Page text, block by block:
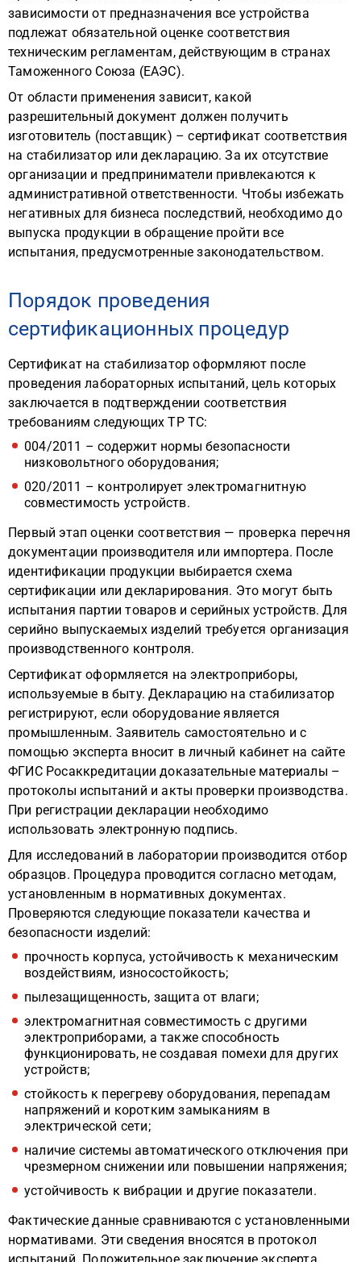
зависимости от предназначения все устройства
подлежат обязательной оценке соответствия
техническим регламентам, действующим в странах
Таможенного Союза (ЕАЭС).
От области применения зависит, какой
разрешительный документ должен получить
изготовитель (поставщик) – сертификат соответствия
на стабилизатор или декларацию. За их отсутствие
организации и предприниматели привлекаются к
административной ответственности. Чтобы избежать
негативных для бизнеса последствий, необходимо до
выпуска продукции в обращение пройти все
испытания, предусмотренные законодательством.
Порядок проведения
сертификационных процедур
Сертификат на стабилизатор оформляют после
проведения лабораторных испытаний, цель которых
заключается в подтверждении соответствия
требованиям следующих ТР ТС:
004/2011 – содержит нормы безопасности
низковольтного оборудования;
020/2011 – контролирует электромагнитную
совместимость устройств.
Первый этап оценки соответствия — проверка перечня
документации производителя или импортера. После
идентификации продукции выбирается схема
сертификации или декларирования. Это могут быть
испытания партии товаров и серийных устройств. Для
серийно выпускаемых изделий требуется организация
производственного контроля.
Сертификат оформляется на электроприборы,
используемые в быту. Декларацию на стабилизатор
регистрируют, если оборудование является
промышленным. Заявитель самостоятельно и с
помощью эксперта вносит в личный кабинет на сайте
ФГИС Росаккредитации доказательные материалы –
протоколы испытаний и акты проверки производства.
При регистрации декларации необходимо
использовать электронную подпись.
Для исследований в лаборатории производится отбор
образцов. Процедура проводится согласно методам,
установленным в нормативных документах.
Проверяются следующие показатели качества и
безопасности изделий:
прочность корпуса, устойчивость к механическим
воздействиям, износостойкость;
пылезащищенность, защита от влаги;
электромагнитная совместимость с другими
электроприборами, а также способность
функционировать, не создавая помехи для других
устройств;
стойкость к перегреву оборудования, перепадам
напряжений и коротким замыканиям в
электрической сети;
наличие системы автоматического отключения при
чрезмерном снижении или повышении напряжения;
устойчивость к вибрации и другие показатели.
Фактические данные сравниваются с установленными
нормативами. Эти сведения вносятся в протокол